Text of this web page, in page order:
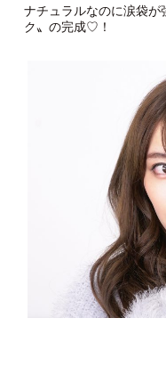
ナチュラルなのに涙袋が
ク〟の完成♡！